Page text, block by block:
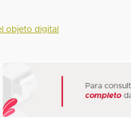
objeto digital